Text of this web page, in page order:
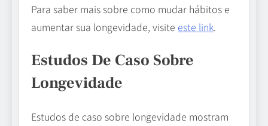
Para saber mais sobre como mudar hábitos e
aumentar sua longevidade, visite este link.
Estudos De Caso Sobre
Longevidade
Estudos de caso sobre longevidade mostram